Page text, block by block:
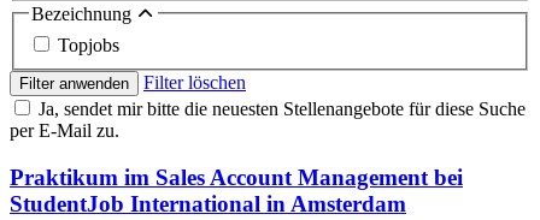
Bezeichnung
Topjobs
Filter anwenden
Filter löschen
Ja, sendet mir bitte die neuesten Stellenangebote für diese Suche
per E-Mail zu.
Praktikum im Sales Account Management bei
StudentJob International in Amsterdam